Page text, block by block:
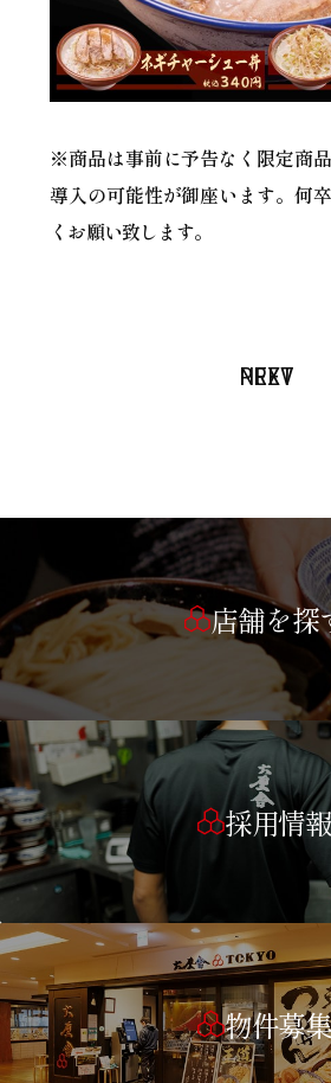
※商品は事前に予告なく限定商
導入の可能性が御座います。何
くお願い致します。
PREV
NEXT
店舗を探
採用情報
物件募集